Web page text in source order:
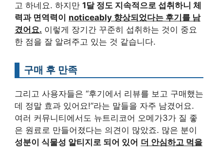
고 하네요. 하지만 1달 정도 지속적으로 섭취하니 체
력과 면역력이
noticeably 향상되었다는 후기를 남
겼어요. 이렇게 장기간 꾸준히 섭취하는 것이 중요
한 점을 잘 알려주고 있는 것 같습니다.
구매 후 만족
그리고 사용자들은 “후기에서 리뷰를 보고 구매했는
데 정말 효과 있어요!”라는 말들을 자주 남겼어요.
여러 커뮤니티에서도 뉴트리코어 오메가3가 질 좋
은 원료로 만들어졌다는 의견이 많았죠. 많은 분이
성분이 식물성 알티지로 되어 있어 더 안심하고 먹을